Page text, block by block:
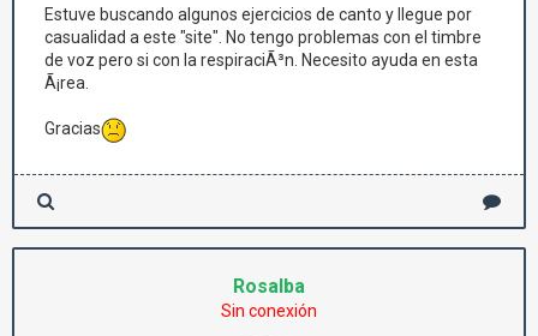
Estuve buscando algunos ejercicios de canto y llegue por
casualidad a este "site". No tengo problemas con el timbre
de voz pero si con la respiraciÃ³n. Necesito ayuda en esta
Ã¡rea.
Gracias
Rosalba
Sin conexión